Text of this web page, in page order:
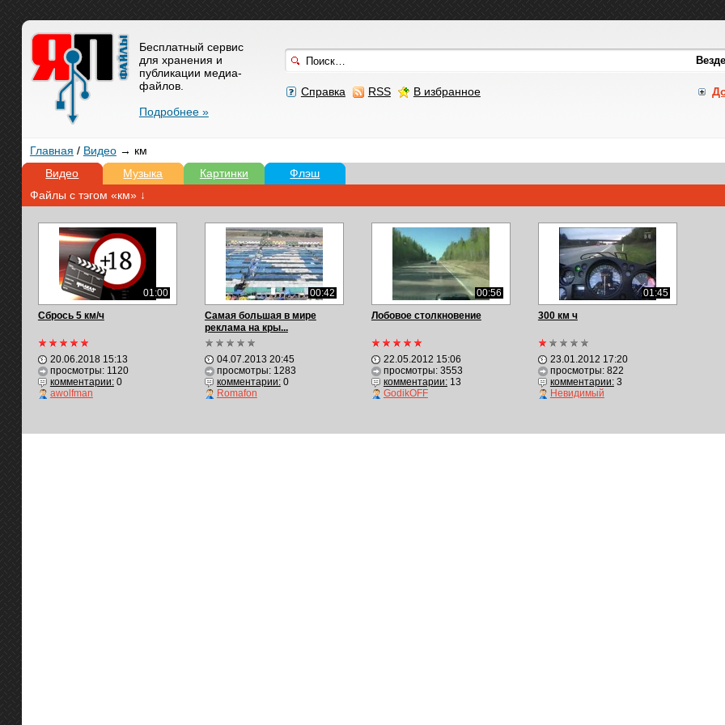
Справка RSS В избранное
Бесплатный сервис
для хранения и
публикации медиа-
файлов.
Подробнее »
Главная / Видео→ км
Видео
Музыка Картинки Флэш
Файлы с тэгом «км» ↓
01:00
Сбрось 5 км/ч
20.06.2018 15:13
просмотры: 1120
комментарии:0
awolfman
00:42
Самая большая в мире
реклама на кры...
04.07.2013 20:45
просмотры: 1283
комментарии:0
Romafon
00:56
Лобовое столкновение
22.05.2012 15:06
просмотры: 3553
комментарии:13
GodikOFF
01:45
300 км ч
23.01.2012 17:20
просмотры: 822
комментарии:3
Невидимый